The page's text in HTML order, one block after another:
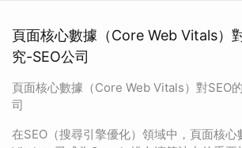
頁面核心數據（Core Web Vitals）
究-SEO公司
頁面核心數據（Core Web Vitals）對SEO
司
在SEO（搜尋引擎優化）領域中，頁面核